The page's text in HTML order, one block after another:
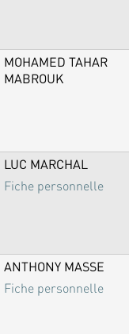
MOHAMED TAHAR
MABROUK
LUC MARCHAL
Fiche personnelle
ANTHONY MASSE
Fiche personnelle